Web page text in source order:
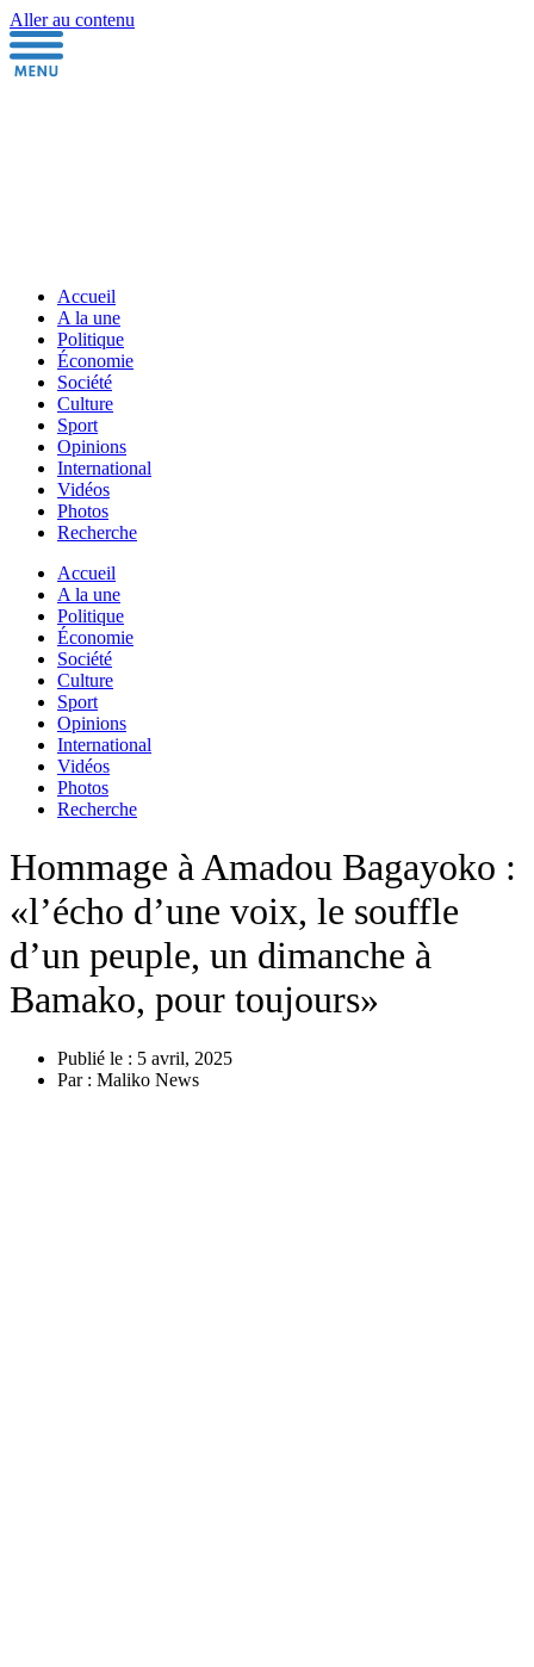
Aller au contenu
Accueil
A la une
Politique
Économie
Société
Culture
Sport
Opinions
International
Vidéos
Photos
Recherche
Accueil
A la une
Politique
Économie
Société
Culture
Sport
Opinions
International
Vidéos
Photos
Recherche
Hommage à Amadou Bagayoko :
«l’écho d’une voix, le souffle
d’un peuple, un dimanche à
Bamako, pour toujours»
Publié le : 5 avril, 2025
Par : Maliko News